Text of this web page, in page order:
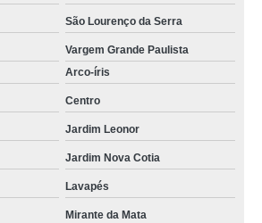
São Lourenço da Serra
Vargem Grande Paulista
Arco-íris
Centro
Jardim Leonor
Jardim Nova Cotia
Lavapés
Mirante da Mata